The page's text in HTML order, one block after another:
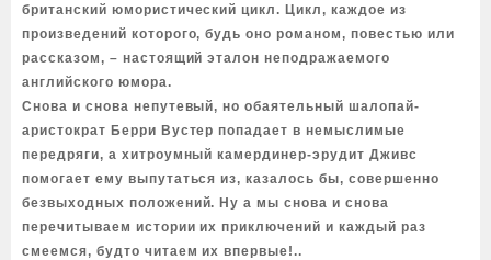
британский юмористический цикл. Цикл, каждое из
произведений которого, будь оно романом, повестью или
рассказом, – настоящий эталон неподражаемого
английского юмора.
Снова и снова непутевый, но обаятельный шалопай-
аристократ Берри Вустер попадает в немыслимые
передряги, а хитроумный камердинер-эрудит Дживс
помогает ему выпутаться из, казалось бы, совершенно
безвыходных положений. Ну а мы снова и снова
перечитываем истории их приключений и каждый раз
смеемся, будто читаем их впервые!..